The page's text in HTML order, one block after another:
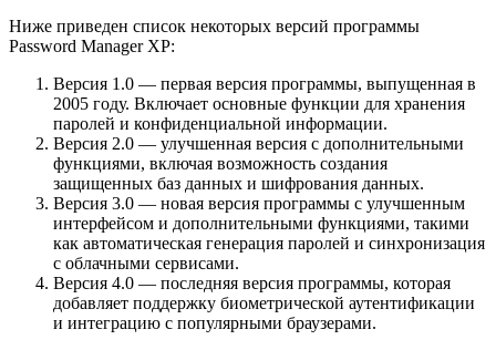
Ниже приведен список некоторых версий программы
Password Manager XP:
Версия 1.0 — первая версия программы, выпущенная в
2005 году. Включает основные функции для хранения
паролей и конфиденциальной информации.
Версия 2.0 — улучшенная версия с дополнительными
функциями, включая возможность создания
защищенных баз данных и шифрования данных.
Версия 3.0 — новая версия программы с улучшенным
интерфейсом и дополнительными функциями, такими
как автоматическая генерация паролей и синхронизация
с облачными сервисами.
Версия 4.0 — последняя версия программы, которая
добавляет поддержку биометрической аутентификации
и интеграцию с популярными браузерами.